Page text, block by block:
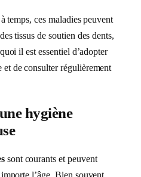
temps, ces maladies peuvent
tissus de soutien des dents,
il est essentiel d’adopter
de consulter régulièrement
hygiène
sont courants et peuvent